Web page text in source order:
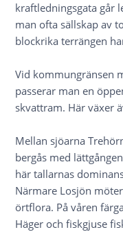
kraftledningsgata går
man ofta sällskap av
blockrika terrängen
Vid kommungränsen
passerar man en
skvattram. Här växer
Mellan sjöarna
bergås med
här tallarnas
Närmare Losjön
örtflora. På våren
Häger och fiskgjuse